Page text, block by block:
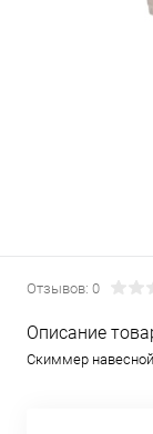
Отзывов: 0
Описание
Скиммер